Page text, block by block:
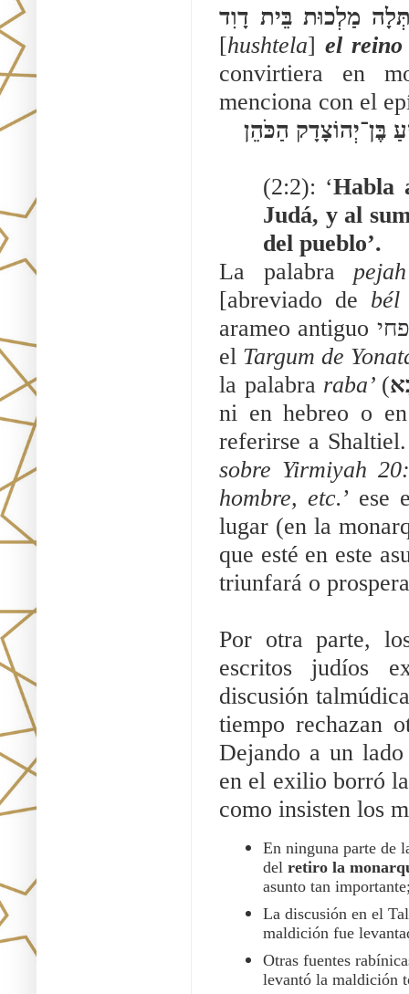
[hushtela] el reino
convirtiera en
menciona con el
(2:2): ‘Habla
Judá, y al
del pueblo’.
La palabra
[abreviado de bél
arameo antiguo פחי  gobernador (ver Nejemiyah 5:14), incluso en
el Targum de
la palabra raba’ (
ni en hebreo o
referirse a
sobre Yirmiyah
hombre, etc.’ ese
lugar (en la
que esté en este
triunfará o
Por otra parte,
escritos judíos
discusión
tiempo rechazan
Dejando a un
en el exilio borró
como insisten los
En ninguna parte de
del retiro la
asunto tan
La discusión en el
maldición fue
Otras fuentes
levantó la maldición